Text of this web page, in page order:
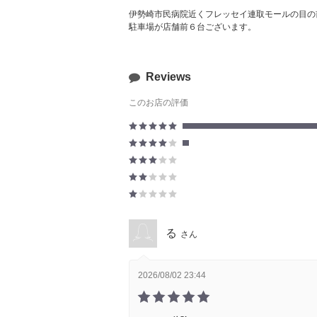
伊勢崎市民病院近くフレッセイ連取モールの目
駐車場が店舗前６台ございます。
Reviews
このお店の評価
る さん
2026/08/02 23:44